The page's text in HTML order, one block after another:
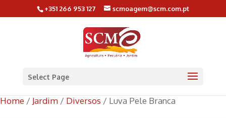
+351 266 953 127 scmoagem@scm.com.pt
Select Page
Home / Jardim / Diversos / Luva Pele Branca